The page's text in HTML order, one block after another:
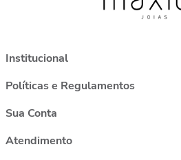
Institucional
Políticas e Regulamentos
Sua Conta
Atendimento